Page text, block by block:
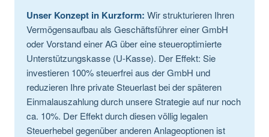
Unser Konzept in Kurzform: Wir strukturieren Ihren
Vermögensaufbau als Geschäftsführer einer GmbH
oder Vorstand einer AG über eine steueroptimierte
Unterstützungskasse (U-Kasse). Der Effekt: Sie
investieren 100% steuerfrei aus der GmbH und
reduzieren Ihre private Steuerlast bei der späteren
Einmalauszahlung durch unsere Strategie auf nur noch
ca. 10%. Der Effekt durch diesen völlig legalen
Steuerhebel gegenüber anderen Anlageoptionen ist